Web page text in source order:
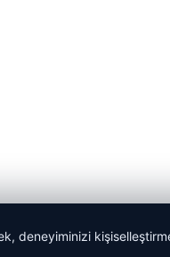
deneyiminizi